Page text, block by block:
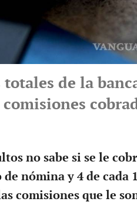
de la
no sabe si se le
nómina y 4 de cada
comisiones que le